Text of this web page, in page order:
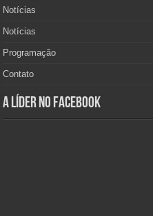
Notícias
Notícias
Programação
Contato
A Líder no Facebook